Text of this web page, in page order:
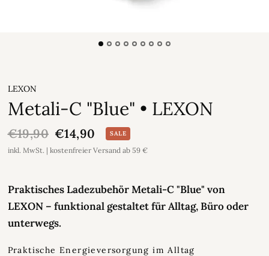
LEXON
Metali-C "Blue" • LEXON
€19,90 €14,90 SALE
inkl. MwSt. | kostenfreier Versand ab 59 €
Praktisches Ladezubehör Metali-C "Blue" von
LEXON – funktional gestaltet für Alltag, Büro oder
unterwegs.
Praktische Energieversorgung im Alltag